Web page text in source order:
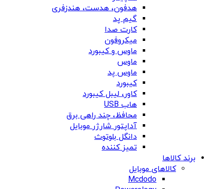
هدفون، هدست، هندزفری
گیم پد
کارت صدا
میکروفون
ماوس و کیبورد
ماوس
ماوس پد
کیبورد
کاور، لیبل کیبورد
هاب USB
محافظ، چند راهی برق
آداپتور شارژر موبایل
دانگل بلوتوث
تمیز کننده
برند کالاها
کالاهای موبایل
Mcdodo